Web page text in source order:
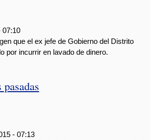
07:10
que el ex jefe de Gobierno del Distrito
por incurrir en lavado de dinero.
- 07:13